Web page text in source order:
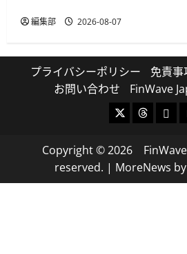
編集部 2026-08-07
プライバシーポリシー
免責事
お問い合わせ
FinWave
X Threads
Copyright © 2026 FinWave
reserved. | MoreNews